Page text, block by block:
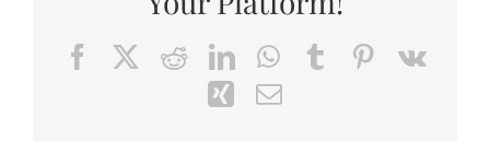
FacebookRedditLinkedInWhatsApp
TumblrPinterest
Vk
XingEmail